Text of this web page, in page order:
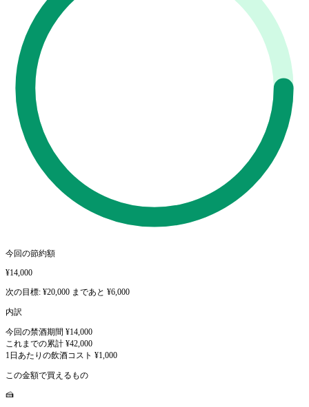
今回の節約額
¥14,000
次の目標: ¥20,000 まであと ¥6,000
内訳
今回の禁酒期間 ¥14,000
これまでの累計 ¥42,000
1日あたりの飲酒コスト ¥1,000
この金額で買えるもの
🍰